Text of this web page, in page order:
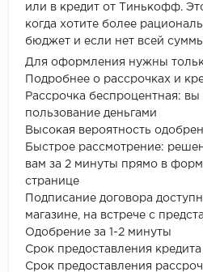
или в кредит от Тинькофф.
когда хотите более
бюджет и если нет всей
Для оформления нужны
Подробнее о рассрочках и
Рассрочка беспроцентная: вы
пользование деньгами
Высокая вероятность
Быстрое рассмотрение:
вам за 2 минуты прямо в
странице
Подписание договора
магазине, на встрече с
Одобрение за 1-2 минуты
Срок предоставления
Срок предоставления